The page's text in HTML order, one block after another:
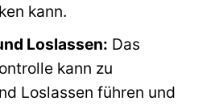
kann.
Loslassen: Das
kann zu
Loslassen führen und